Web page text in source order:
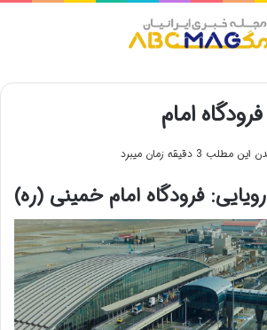
امام
مطلب 3 دقیقه زمان میبرد
فرودگاه امام خمینی (ره)